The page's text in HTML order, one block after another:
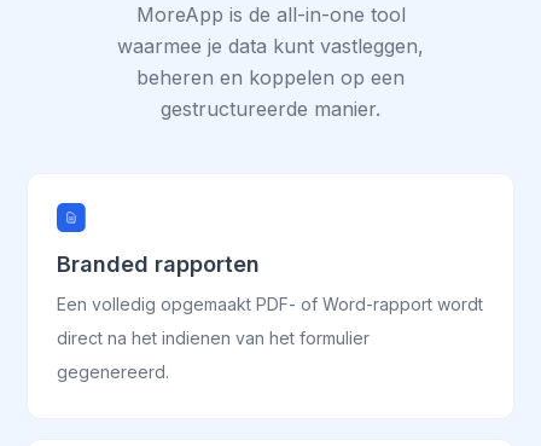
MoreApp is de all-in-one tool
waarmee je data kunt vastleggen,
beheren en koppelen op een
gestructureerde manier.
Branded rapporten
Een volledig opgemaakt PDF- of Word-rapport wordt
direct na het indienen van het formulier
gegenereerd.